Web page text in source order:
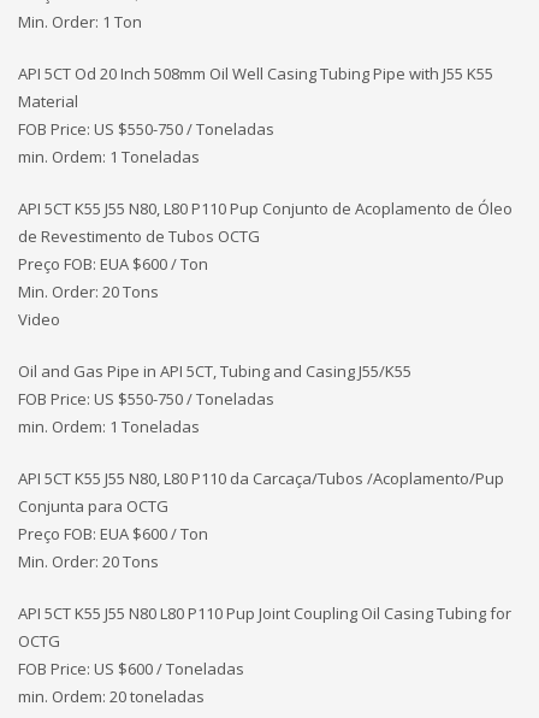
Min. Order: 1 Ton
API 5CT Od 20 Inch 508mm Oil Well Casing Tubing Pipe with J55 K55
Material
FOB Price: US $550-750 / Toneladas
min. Ordem: 1 Toneladas
API 5CT K55 J55 N80, L80 P110 Pup Conjunto de Acoplamento de Óleo
de Revestimento de Tubos OCTG
Preço FOB: EUA $600 / Ton
Min. Order: 20 Tons
Video
Oil and Gas Pipe in API 5CT, Tubing and Casing J55/K55
FOB Price: US $550-750 / Toneladas
min. Ordem: 1 Toneladas
API 5CT K55 J55 N80, L80 P110 da Carcaça/Tubos /Acoplamento/Pup
Conjunta para OCTG
Preço FOB: EUA $600 / Ton
Min. Order: 20 Tons
API 5CT K55 J55 N80 L80 P110 Pup Joint Coupling Oil Casing Tubing for
OCTG
FOB Price: US $600 / Toneladas
min. Ordem: 20 toneladas